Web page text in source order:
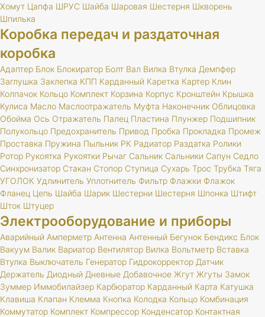
Хомут Цапфа ШРУС Шайба Шаровая Шестерня Шкворень
Шпилька
Коробка передач и раздаточная
коробка
Адаптер Блок Блокиратор Болт Вал Вилка Втулка Демпфер
Заглушка Заклепка КПП Карданный Каретка Картер Клин
Колпачок Кольцо Комплект Корзина Корпус Кронштейн Крышка
Кулиса Масло Маслоотражатель Муфта Наконечник Облицовка
Обойма Ось Отражатель Палец Пластина Плунжер Подшипник
Полукольцо Предохранитель Привод Пробка Прокладка Промеж
Проставка Пружина Пыльник РК Радиатор Раздатка Ролики
Ротор Рукоятка Рукоятки Рычаг Сальник Сальники Сапун Седло
Синхронизатор Стакан Стопор Ступица Сухарь Трос Трубка Тяга
УГОЛОК Удлинитель Уплотнитель Фильтр Флажки Флажок
Фланец Цепь Шайба Шарик Шестерни Шестерня Шпонка Штифт
Шток Штуцер
Электрооборудование и приборы
Аварийный Амперметр Антенна Антенный Бегунок Бендикс Блок
Вакуум Валик Вариатор Вентилятор Вилка Вольтметр Вставка
Втулка Выключатель Генератор Гидрокорректор Датчик
Держатель Диодный Дневные Добавочное Жгут Жгуты Замок
Зуммер Иммобилайзер Карбюратор Карданный Карта Катушка
Клавиша Клапан Клемма Кнопка Колодка Кольцо Комбинация
Коммутатор Комплект Компрессор Конденсатор Контактная